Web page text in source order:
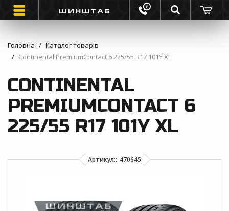
ШИНИ
ВАНТАЖНІ ШИНИ
МОТО ШИНИ
ІНФОРМАЦІЯ
ВІДГУКИ ПРО ШИНИ
Головна
Каталог товарів
Continental PremiumContact 6 225/55 R17 101Y XL
CONTINENTAL
PREMIUMCONTACT 6
225/55 R17 101Y XL